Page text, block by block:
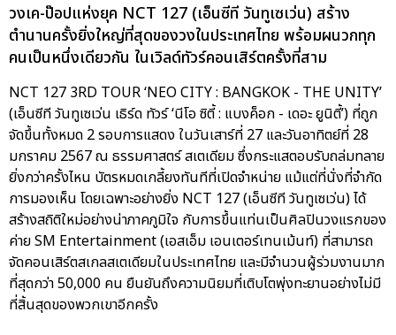
วงเค-ป๊อปแห่งยุค NCT 127 (เอ็นซีที วันทูเซเว่น) สร้าง
ตำนานครั้งยิ่งใหญ่ที่สุดของวงในประเทศไทย พร้อมผนวกทุก
คนเป็นหนึ่งเดียวกัน ในเวิลด์ทัวร์คอนเสิร์ตครั้งที่สาม
NCT 127 3RD TOUR ‘NEO CITY : BANGKOK - THE UNITY’
(เอ็นซีที วันทูเซเว่น เธิร์ด ทัวร์ ‘นีโอ ซิตี้ : แบงค็อก - เดอะ ยูนิตี้’) ที่ถูก
จัดขึ้นทั้งหมด 2 รอบการแสดง ในวันเสาร์ที่ 27 และวันอาทิตย์ที่ 28
มกราคม 2567 ณ ธรรมศาสตร์ สเตเดียม ซึ่งกระแสตอบรับถล่มทลาย
ยิ่งกว่าครั้งไหน บัตรหมดเกลี้ยงทันทีที่เปิดจำหน่าย แม้แต่ที่นั่งที่จำกัด
การมองเห็น โดยเฉพาะอย่างยิ่ง NCT 127 (เอ็นซีที วันทูเซเว่น) ได้
สร้างสถิติใหม่อย่างน่าภาคภูมิใจ กับการขึ้นแท่นเป็นศิลปินวงแรกของ
ค่าย SM Entertainment (เอสเอ็ม เอนเตอร์เทนเม้นท์) ที่สามารถ
จัดคอนเสิร์ตสเกลสเตเดียมในประเทศไทย และมีจำนวนผู้ร่วมงานมาก
ที่สุดกว่า 50,000 คน ยืนยันถึงความนิยมที่เติบโตพุ่งทะยานอย่างไม่มี
ที่สิ้นสุดของพวกเขาอีกครั้ง